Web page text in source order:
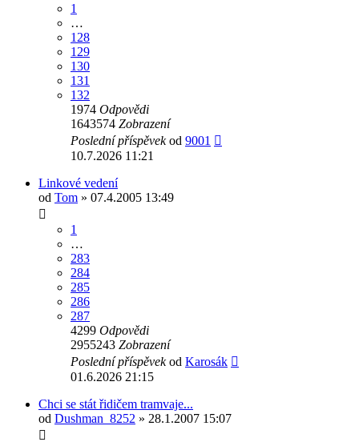
1
…
128
129
130
131
132
1974 Odpovědi
1643574 Zobrazení
Poslední příspěvekod 9001
10.7.2026 11:21
Linkové vedení
od Tom » 07.4.2005 13:49
1
…
283
284
285
286
287
4299 Odpovědi
2955243 Zobrazení
Poslední příspěvekod Karosák
01.6.2026 21:15
Chci se stát řidičem tramvaje...
od Dushman_8252 » 28.1.2007 15:07